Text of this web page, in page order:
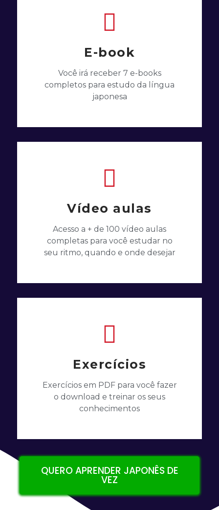
E-book
Você irá receber 7 e-books
completos para estudo da língua
japonesa
Vídeo aulas
Acesso a + de 100 vídeo aulas
completas para você estudar no
seu ritmo, quando e onde desejar
Exercícios
Exercícios em PDF para você fazer
o download e treinar os seus
conhecimentos
QUERO APRENDER JAPONÊS DE
VEZ